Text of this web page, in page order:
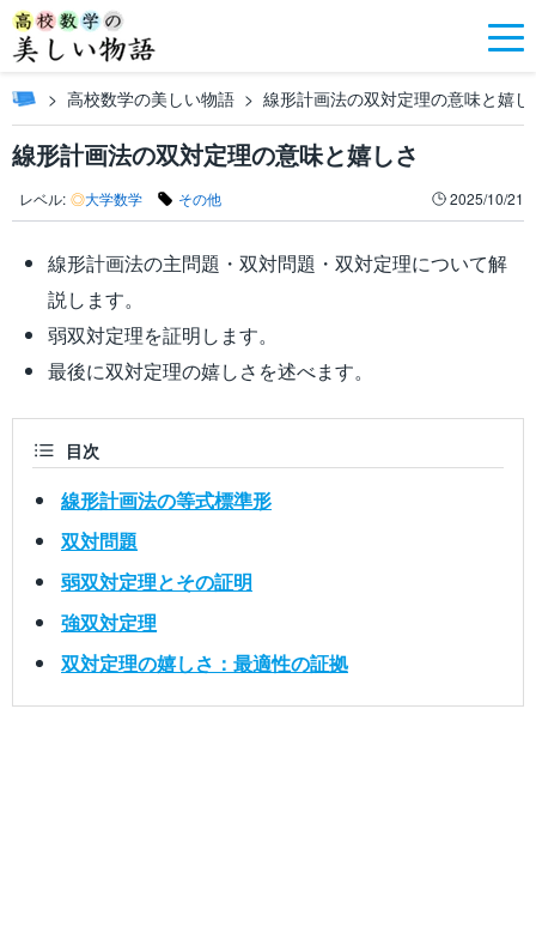
高校数学の美しい物語 線形計画法の双対定理の意味と嬉し
線形計画法の双対定理の意味と嬉しさ
レベル: ◎大学数学 その他 2025/10/21
線形計画法の主問題・双対問題・双対定理について解
説します。
弱双対定理を証明します。
最後に双対定理の嬉しさを述べます。
目次
線形計画法の等式標準形
双対問題
弱双対定理とその証明
強双対定理
双対定理の嬉しさ：最適性の証拠